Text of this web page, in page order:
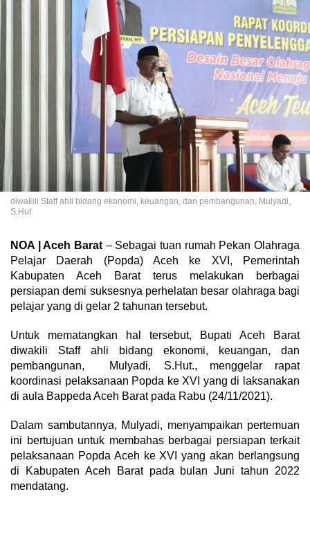
diwakili Staff ahli bidang ekonomi, keuangan, dan pembangunan, Mulyadi,
S.Hut
NOA | Aceh Barat – Sebagai tuan rumah Pekan Olahraga
Pelajar Daerah (Popda) Aceh ke XVI, Pemerintah
Kabupaten Aceh Barat terus melakukan berbagai
persiapan demi suksesnya perhelatan besar olahraga bagi
pelajar yang di gelar 2 tahunan tersebut.
Untuk mematangkan hal tersebut, Bupati Aceh Barat
diwakili Staff ahli bidang ekonomi, keuangan, dan
pembangunan, Mulyadi, S.Hut., menggelar rapat
koordinasi pelaksanaan Popda ke XVI yang di laksanakan
di aula Bappeda Aceh Barat pada Rabu (24/11/2021).
Dalam sambutannya, Mulyadi, menyampaikan pertemuan
ini bertujuan untuk membahas berbagai persiapan terkait
pelaksanaan Popda Aceh ke XVI yang akan berlangsung
di Kabupaten Aceh Barat pada bulan Juni tahun 2022
mendatang.